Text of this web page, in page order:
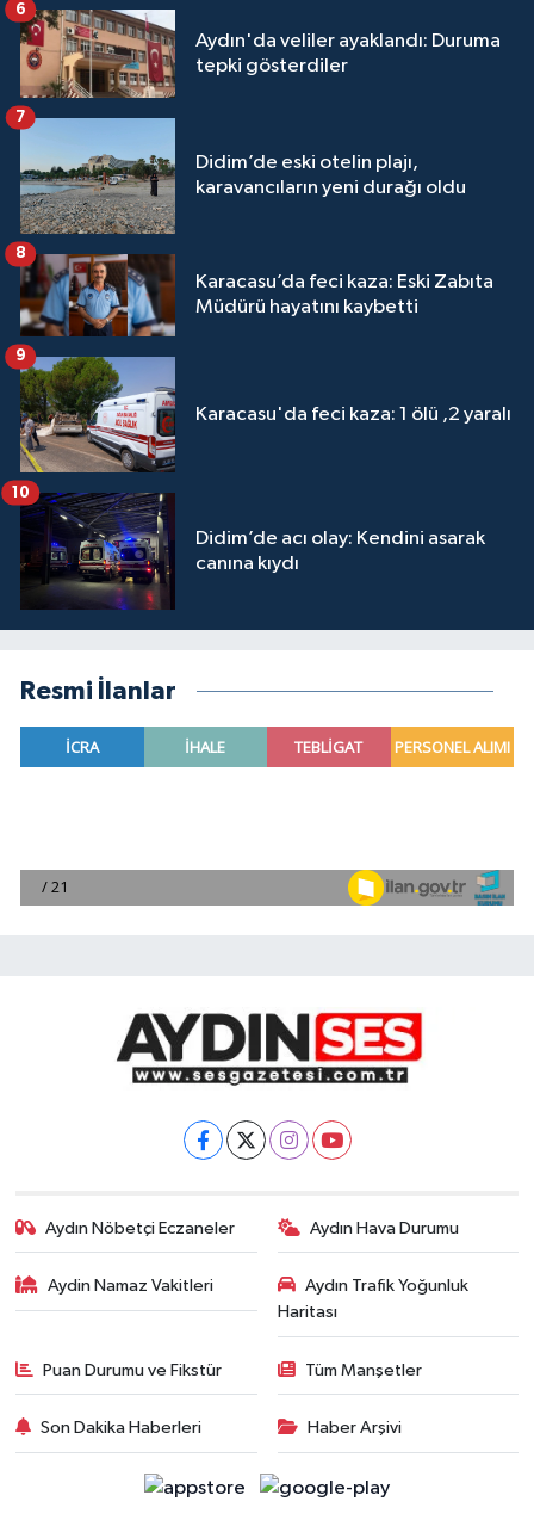
Aydın'da veliler ayaklandı: Duruma
tepki gösterdiler
6
Didim’de eski otelin plajı,
karavancıların yeni durağı oldu
7
Karacasu’da feci kaza: Eski Zabıta
Müdürü hayatını kaybetti
8
Karacasu'da feci kaza: 1 ölü ,2 yaralı
9
Didim’de acı olay: Kendini asarak
canına kıydı
10
Resmi İlanlar
Aydın Nöbetçi Eczaneler Aydın Hava Durumu
Aydin Namaz Vakitleri
Aydın Trafik Yoğunluk
Haritası
Puan Durumu ve Fikstür Tüm Manşetler
Son Dakika Haberleri Haber Arşivi